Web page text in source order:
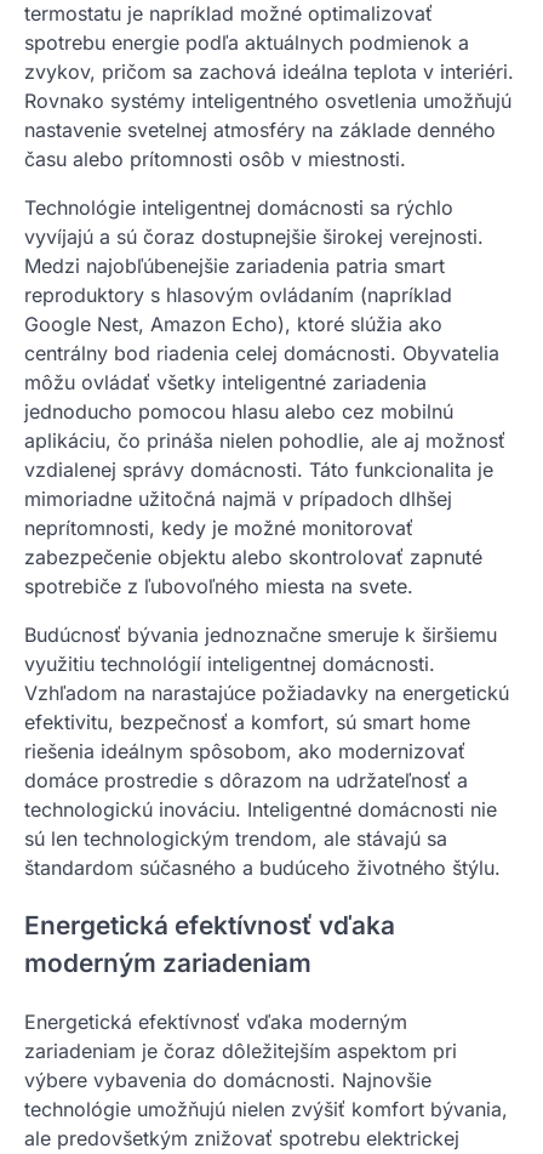
termostatu je napríklad možné optimalizovať
spotrebu energie podľa aktuálnych podmienok a
zvykov, pričom sa zachová ideálna teplota v interiéri.
Rovnako systémy inteligentného osvetlenia umožňujú
nastavenie svetelnej atmosféry na základe denného
času alebo prítomnosti osôb v miestnosti.
Technológie inteligentnej domácnosti sa rýchlo
vyvíjajú a sú čoraz dostupnejšie širokej verejnosti.
Medzi najobľúbenejšie zariadenia patria smart
reproduktory s hlasovým ovládaním (napríklad
Google Nest, Amazon Echo), ktoré slúžia ako
centrálny bod riadenia celej domácnosti. Obyvatelia
môžu ovládať všetky inteligentné zariadenia
jednoducho pomocou hlasu alebo cez mobilnú
aplikáciu, čo prináša nielen pohodlie, ale aj možnosť
vzdialenej správy domácnosti. Táto funkcionalita je
mimoriadne užitočná najmä v prípadoch dlhšej
neprítomnosti, kedy je možné monitorovať
zabezpečenie objektu alebo skontrolovať zapnuté
spotrebiče z ľubovoľného miesta na svete.
Budúcnosť bývania jednoznačne smeruje k širšiemu
využitiu technológií inteligentnej domácnosti.
Vzhľadom na narastajúce požiadavky na energetickú
efektivitu, bezpečnosť a komfort, sú smart home
riešenia ideálnym spôsobom, ako modernizovať
domáce prostredie s dôrazom na udržateľnosť a
technologickú inováciu. Inteligentné domácnosti nie
sú len technologickým trendom, ale stávajú sa
štandardom súčasného a budúceho životného štýlu.
Energetická efektívnosť vďaka
moderným zariadeniam
Energetická efektívnosť vďaka moderným
zariadeniam je čoraz dôležitejším aspektom pri
výbere vybavenia do domácnosti. Najnovšie
technológie umožňujú nielen zvýšiť komfort bývania,
ale predovšetkým znižovať spotrebu elektrickej